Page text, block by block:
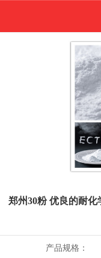
郑州30粉 优良的耐化
产品规格：